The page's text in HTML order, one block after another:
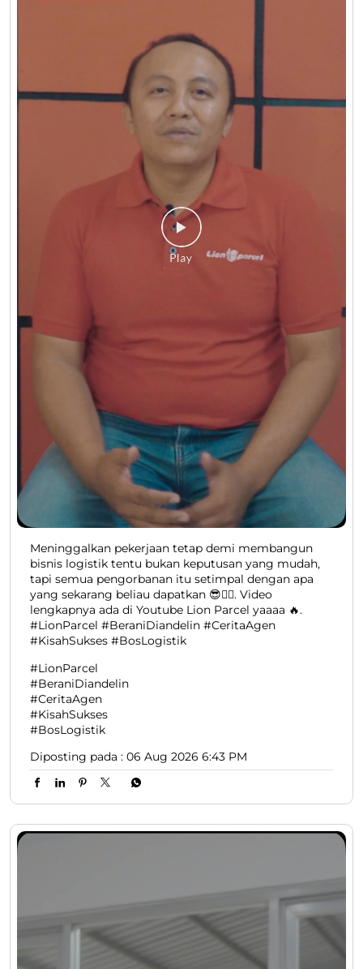
Meninggalkan pekerjaan tetap demi membangun
bisnis logistik tentu bukan keputusan yang mudah,
tapi semua pengorbanan itu setimpal dengan apa
yang sekarang beliau dapatkan 😎👍🏻. Video
lengkapnya ada di Youtube Lion Parcel yaaaa 🔥.
#LionParcel #BeraniDiandelin #CeritaAgen
#KisahSukses #BosLogistik
#LionParcel
#BeraniDiandelin
#CeritaAgen
#KisahSukses
#BosLogistik
Diposting pada : 06 Aug 2026 6:43 PM